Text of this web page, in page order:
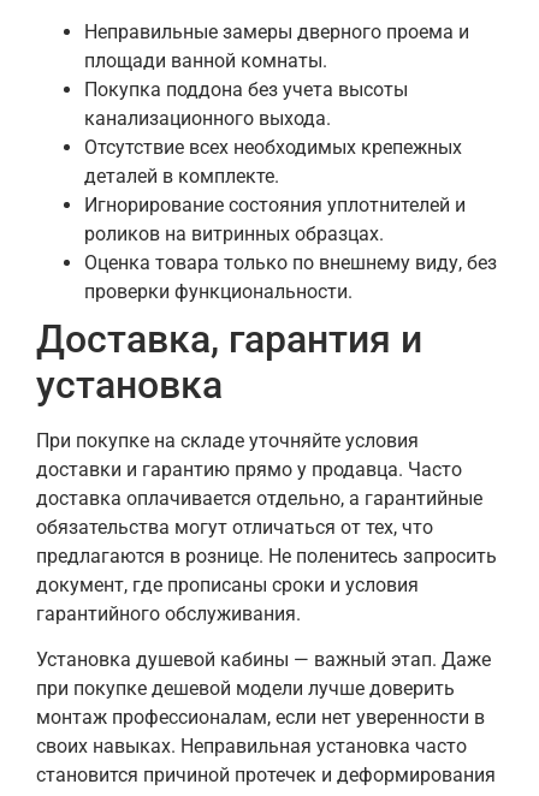
Неправильные замеры дверного проема и
площади ванной комнаты.
Покупка поддона без учета высоты
канализационного выхода.
Отсутствие всех необходимых крепежных
деталей в комплекте.
Игнорирование состояния уплотнителей и
роликов на витринных образцах.
Оценка товара только по внешнему виду, без
проверки функциональности.
Доставка, гарантия и
установка
При покупке на складе уточняйте условия
доставки и гарантию прямо у продавца. Часто
доставка оплачивается отдельно, а гарантийные
обязательства могут отличаться от тех, что
предлагаются в рознице. Не поленитесь запросить
документ, где прописаны сроки и условия
гарантийного обслуживания.
Установка душевой кабины — важный этап. Даже
при покупке дешевой модели лучше доверить
монтаж профессионалам, если нет уверенности в
своих навыках. Неправильная установка часто
становится причиной протечек и деформирования